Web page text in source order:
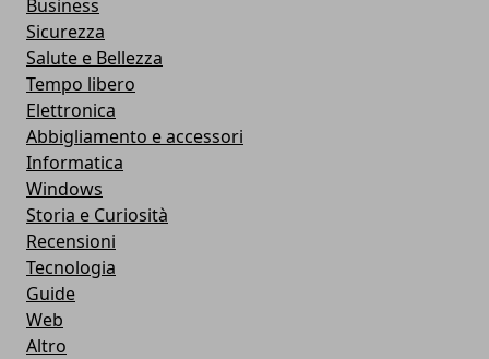
Business
Sicurezza
Salute e Bellezza
Tempo libero
Elettronica
Abbigliamento e accessori
Informatica
Windows
Storia e Curiosità
Recensioni
Tecnologia
Guide
Web
Altro